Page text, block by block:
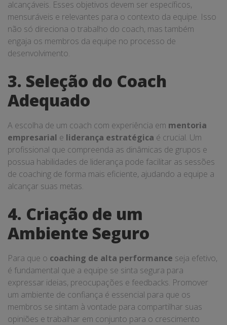
alcançáveis. Esses objetivos devem ser específicos,
mensuráveis e relevantes para o contexto da equipe. Isso
não só direciona o trabalho do coach, mas também
engaja os membros da equipe no processo de
desenvolvimento.
3. Seleção do Coach
Adequado
A escolha de um coach com experiência em mentoria
empresarial e liderança estratégica é crucial. Um
profissional que compreenda as dinâmicas de grupos e
possua habilidades de liderança pode facilitar as sessões
de coaching de forma mais eficiente, ajudando a equipe a
alcançar suas metas.
4. Criação de um
Ambiente Seguro
Para que o coaching de alta performance seja efetivo,
é fundamental que a equipe se sinta segura para
expressar ideias, preocupações e feedbacks. Promover
um ambiente de confiança é essencial para que os
membros se sintam à vontade para compartilhar suas
opiniões e trabalhar em conjunto para o crescimento